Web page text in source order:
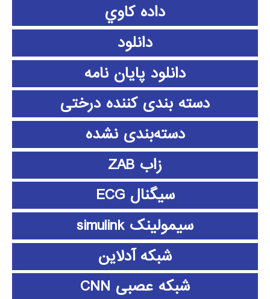
داده كاوي
دانلود
دانلود پايان نامه
دسته بندی کننده درختی
دسته‌بندی نشده
زاب ZAB
سیگنال ECG
سیمولینک simulink
شبکه آدلاین
شبکه عصبی CNN